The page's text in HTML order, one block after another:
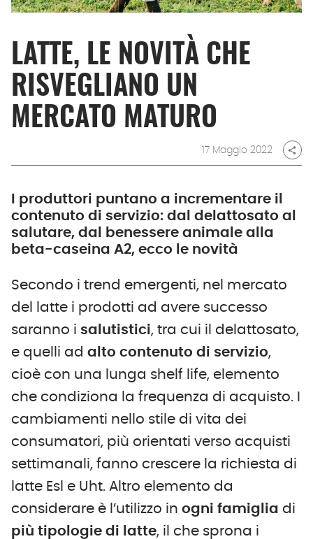
LATTE, LE NOVITÀ CHE
RISVEGLIANO UN
MERCATO MATURO
17 Maggio 2022 share
I produttori puntano a incrementare il
contenuto di servizio: dal delattosato al
salutare, dal benessere animale alla
beta-caseina A2, ecco le novità
Secondo i trend emergenti, nel mercato
del latte i prodotti ad avere successo
saranno i salutistici, tra cui il delattosato,
e quelli ad alto contenuto di servizio,
cioè con una lunga shelf life, elemento
che condiziona la frequenza di acquisto. I
cambiamenti nello stile di vita dei
consumatori, più orientati verso acquisti
settimanali, fanno crescere la richiesta di
latte Esl e Uht. Altro elemento da
considerare è l’utilizzo in ogni famiglia di
più tipologie di latte, il che sprona i